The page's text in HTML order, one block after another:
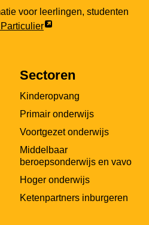
voor leerlingen, studenten
Sectoren
Kinderopvang
Primair onderwijs
Voortgezet onderwijs
Middelbaar
beroepsonderwijs en vavo
Hoger onderwijs
Ketenpartners inburgeren